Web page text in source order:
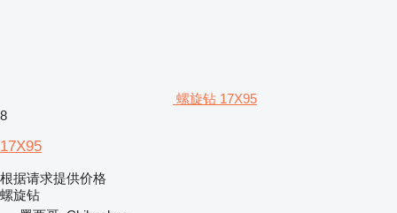
螺旋钻 17X95
8
17X95
根据请求提供价格
螺旋钻